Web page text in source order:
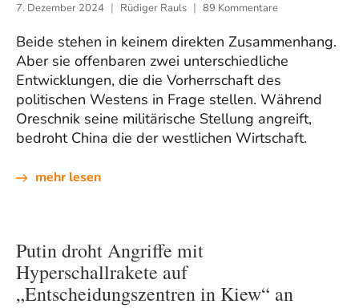
7. Dezember 2024 Rüdiger Rauls 89 Kommentare
Beide stehen in keinem direkten Zusammenhang.
Aber sie offenbaren zwei unterschiedliche
Entwicklungen, die die Vorherrschaft des
politischen Westens in Frage stellen. Während
Oreschnik seine militärische Stellung angreift,
bedroht China die der westlichen Wirtschaft.
mehr lesen
Putin droht Angriffe mit
Hyperschallrakete auf
„Entscheidungszentren in Kiew“ an